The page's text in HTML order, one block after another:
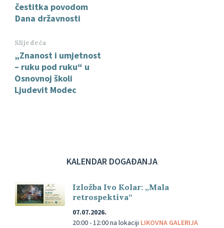
čestitka povodom
Dana državnosti
Slijedeća
„Znanost i umjetnost
– ruku pod ruku“ u
Osnovnoj školi
Ljudevit Modec
KALENDAR DOGAĐANJA
Izložba Ivo Kolar: „Mala
retrospektiva“
07.07.2026.
20:00 - 12:00na lokaciji LIKOVNA GALERIJA